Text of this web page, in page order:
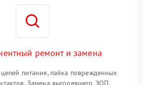
ремонт и замена
питания, пайка поврежденных
Замена выгоревшего ЭОП,